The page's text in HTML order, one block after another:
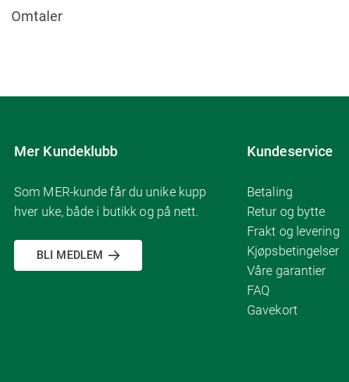
Omtaler
Mer Kundeklubb
Som MER-kunde får du unike kupp
hver uke, både i butikk og på nett.
BLI MEDLEM
Kundeservice
Betaling
Retur og bytte
Frakt og levering
Kjøpsbetingelser
Våre garantier
FAQ
Gavekort